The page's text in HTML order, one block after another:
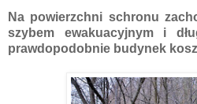
Na powierzchni schronu
szybem ewakuacyjnym i
prawdopodobnie budynek